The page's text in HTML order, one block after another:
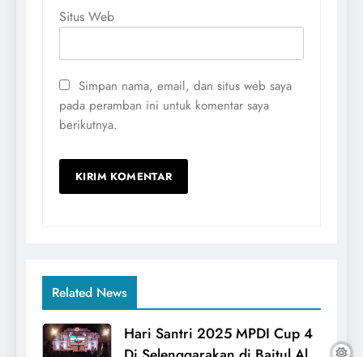
Situs Web
Simpan nama, email, dan situs web saya
pada peramban ini untuk komentar saya
berikutnya.
Related News
Hari Santri 2025 MPDI Cup 4